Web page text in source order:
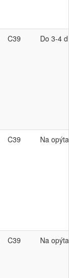
C39 Do 3-4
C39 Na
C39 Na